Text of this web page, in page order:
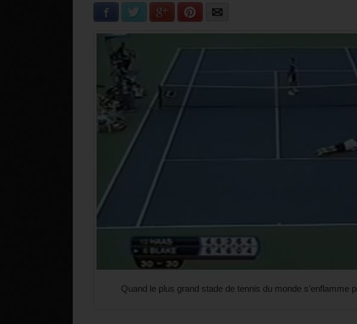
Facebook Twitter Google+ Pinterest
Quand le plus grand stade de tennis du monde s’enflamme